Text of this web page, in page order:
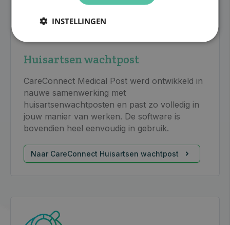
Huisartsen wachtpost
CareConnect Medical Post werd ontwikkeld in
nauwe samenwerking met
huisartsenwachtposten en past zo volledig in
jouw manier van werken. De software is
bovendien heel eenvoudig in gebruik.
Naar CareConnect Huisartsen wachtpost
INSTELLINGEN